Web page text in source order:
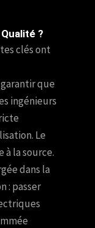
?
clés ont
que
ingénieurs
Le
la source.
dans la
: passer